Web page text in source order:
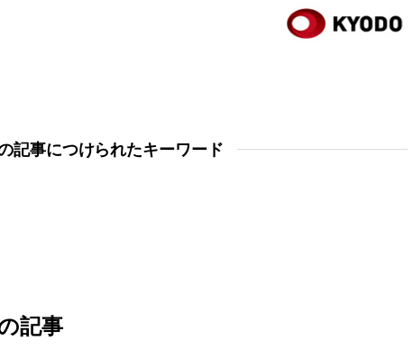
記事につけられたキーワード
記事